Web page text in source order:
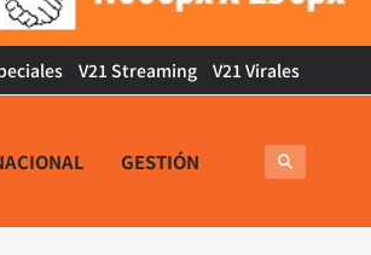
V21 Streaming V21 Virales
GESTIÓN